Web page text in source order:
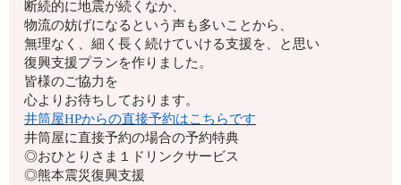
断続的に地震が続くなか、
物流の妨げになるという声も多いことから、
無理なく、細く長く続けていける支援を、と思い
復興支援プランを作りました。
皆様のご協力を
心よりお待ちしております。
井筒屋HPからの直接予約はこちらです
井筒屋に直接予約の場合の予約特典
◎おひとりさま１ドリンクサービス
◎熊本震災復興支援